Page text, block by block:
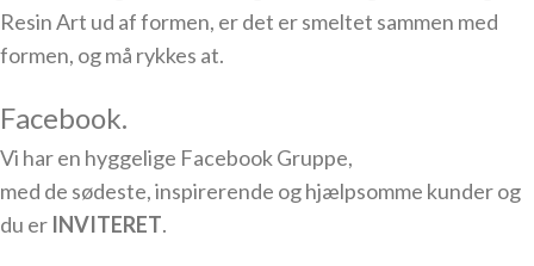
Resin Art ud af formen, er det er smeltet sammen med
formen, og må rykkes at.
Facebook.
Vi har en hyggelige Facebook Gruppe,
med de sødeste, inspirerende og hjælpsomme kunder og
du er INVITERET.